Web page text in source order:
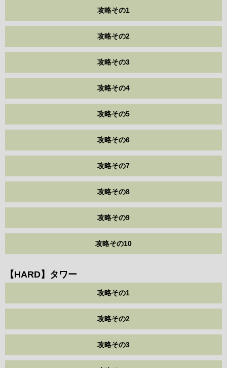
攻略その1
攻略その2
攻略その3
攻略その4
攻略その5
攻略その6
攻略その7
攻略その8
攻略その9
攻略その10
【HARD】タワー
攻略その1
攻略その2
攻略その3